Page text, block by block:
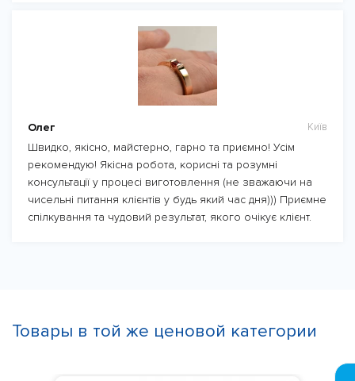
Олег Київ
Швидко, якісно, майстерно, гарно та приємно! Усім
рекомендую! Якісна робота, корисні та розумні
консультації у процесі виготовлення (не зважаючи на
чисельні питання клієнтів у будь який час дня))) Приємне
спілкування та чудовий результат, якого очікує клієнт.
Товары в той же ценовой категории